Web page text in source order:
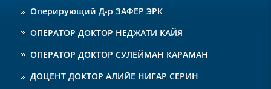
Оперирующий Д-р ЗАФЕР ЭРК
ОПЕРАТОР ДОКТОР НЕДЖАТИ КАЙЯ
ОПЕРАТОР ДОКТОР СУЛЕЙМАН КАРАМАН
ДОЦЕНТ ДОКТОР АЛИЙЕ НИГАР СЕРИН